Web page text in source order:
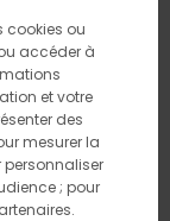
cookies ou
accéder à
et votre
des
mesurer la
; pour